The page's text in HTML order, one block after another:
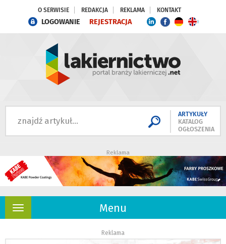
O SERWISIE REDAKCJA REKLAMA KONTAKT
LOGOWANIE REJESTRACJA
ARTYKUŁY
KATALOG
OGŁOSZENIA
Reklama
Menu
Rozwiń
Reklama